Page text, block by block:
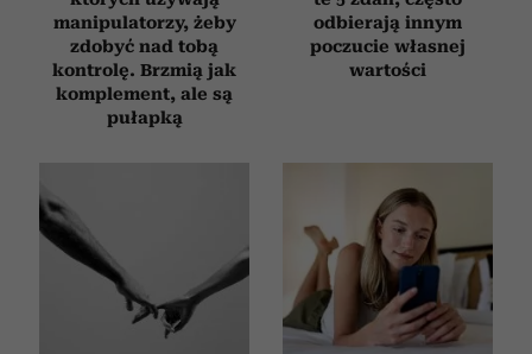
manipulatorzy, żeby
zdobyć nad tobą
kontrolę. Brzmią jak
komplement, ale są
pułapką
odbierają innym
poczucie własnej
wartości